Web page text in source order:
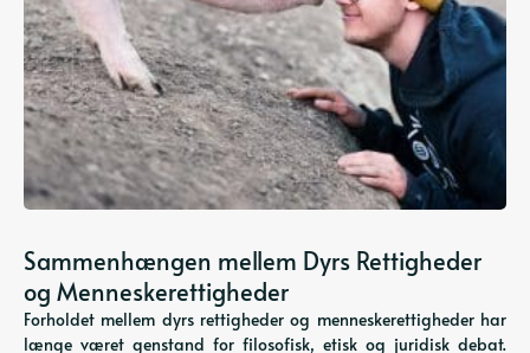
Sammenhængen mellem Dyrs Rettigheder
og Menneskerettigheder
Forholdet mellem dyrs rettigheder og menneskerettigheder har
længe været genstand for filosofisk, etisk og juridisk debat.